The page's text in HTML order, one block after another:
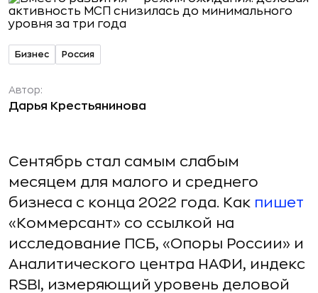
Бизнес Россия
Автор:
Дарья Крестьянинова
Сентябрь стал самым слабым
месяцем для малого и среднего
бизнеса с конца 2022 года. Как пишет
«Коммерсант» со ссылкой на
исследование ПСБ, «Опоры России» и
Аналитического центра НАФИ, индекс
RSBI, измеряющий уровень деловой